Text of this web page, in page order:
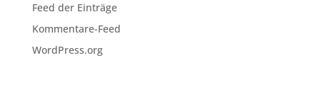
Feed der Einträge
Kommentare-Feed
WordPress.org